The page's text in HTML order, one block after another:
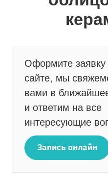
Оформите заявку
сайте, мы
вами в
и ответим на все
интересующие
Запись онлайн